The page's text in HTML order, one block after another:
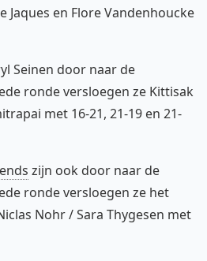
Jaques en Flore Vandenhoucke
Seinen door naar de
ronde versloegen ze Kittisak
met 16-21, 21-19 en 21-
zijn ook door naar de
ronde versloegen ze het
Nohr / Sara Thygesen met